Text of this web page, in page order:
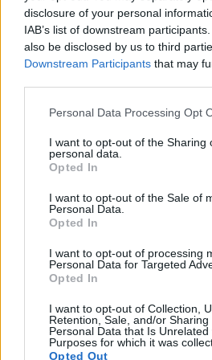
disclosure of your personal
IAB’s list of downstream
also be disclosed by us to third
Downstream Participants that may
Personal Data Processing Opt
I want to opt-out of the Sharing
personal data.
Opted In
I want to opt-out of the Sale of
Personal Data.
Opted In
I want to opt-out of processing
Personal Data for Targeted
Opted In
I want to opt-out of Collection,
Retention, Sale, and/or Sharing
Personal Data that Is Unrelated
Purposes for which it was
Opted Out
Précédent
Actus Info